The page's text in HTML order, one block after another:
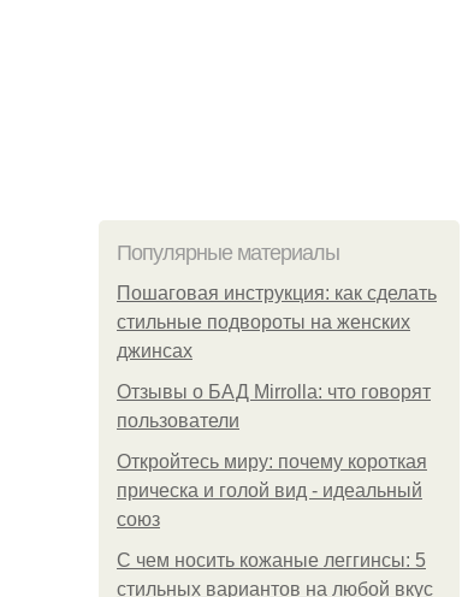
Популярные материалы
Пошаговая инструкция: как сделать
стильные подвороты на женских
джинсах
Отзывы о БАД Mirrolla: что говорят
пользователи
Откройтесь миру: почему короткая
прическа и голой вид - идеальный
союз
С чем носить кожаные леггинсы: 5
стильных вариантов на любой вкус